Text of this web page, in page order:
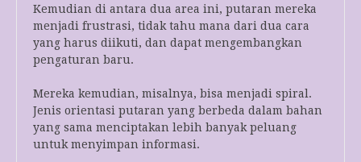
Kemudian di antara dua area ini, putaran mereka
menjadi frustrasi, tidak tahu mana dari dua cara
yang harus diikuti, dan dapat mengembangkan
pengaturan baru.
Mereka kemudian, misalnya, bisa menjadi spiral.
Jenis orientasi putaran yang berbeda dalam bahan
yang sama menciptakan lebih banyak peluang
untuk menyimpan informasi.